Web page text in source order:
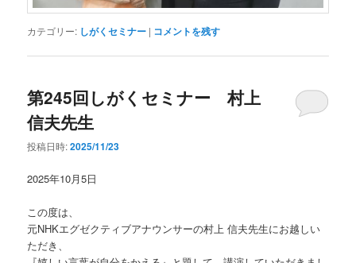
カテゴリー: しがくセミナー | コメントを残す
第245回しがくセミナー 村上
信夫先生
投稿日時:2025/11/23
2025年10月5日
この度は、
元NHKエグゼクティブアナウンサーの村上 信夫先生にお越しい
ただき、